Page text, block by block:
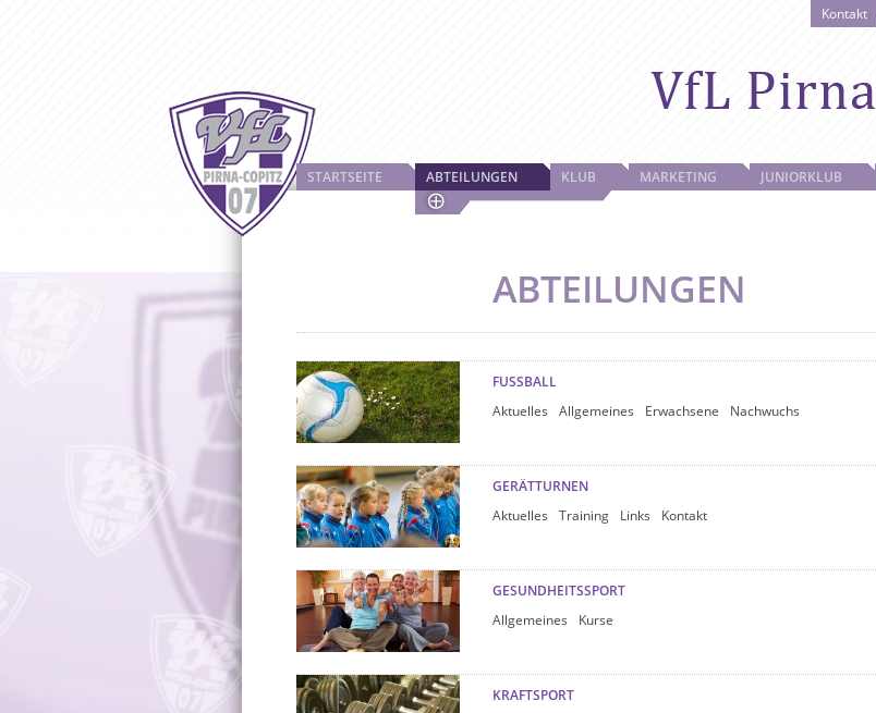
Kontakt
STARTSEITE ABTEILUNGEN KLUB MARKETING JUNIORKLUB
ABTEILUNGEN
FUSSBALL
Aktuelles
Allgemeines Erwachsene Nachwuchs
GERÄTTURNEN
Aktuelles
Training Links Kontakt
GESUNDHEITSSPORT
Allgemeines
Kurse
KRAFTSPORT